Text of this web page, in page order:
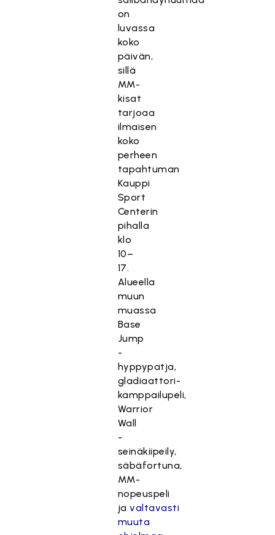
on
luvassa
koko
päivän,
sillä
MM-
kisat
tarjoaa
ilmaisen
koko
perheen
tapahtuman
Kauppi
Sport
Centerin
pihalla
klo
10–
17.
Alueella
muun
muassa
Base
Jump
-
hyppypatja,
gladiaattori-
kamppailupeli,
Warrior
Wall
-
seinäkiipeily,
säbäfortuna,
MM-
nopeuspeli
javaltavasti
muuta